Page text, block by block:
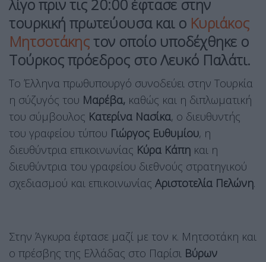
λίγο πριν τις 20:00 έφτασε στην
τουρκική πρωτεύουσα και ο Κυριάκος
Μητσοτάκηςτον οποίο υποδέχθηκε ο
Τούρκος πρόεδρος στο Λευκό Παλάτι.
Το Έλληνα πρωθυπουργό συνοδεύει στην Τουρκία
η σύζυγός του Μαρέβα, καθώς και η διπλωματική
του σύμβουλος Κατερίνα Νασίκα, ο διευθυντής
του γραφείου τύπου Γιώργος Ευθυμίου, η
διευθύντρια επικοινωνίας Κύρα Κάπη και η
διευθύντρια του γραφείου διεθνούς στρατηγικού
σχεδιασμού και επικοινωνίας Αριστοτελία Πελώνη.
Στην Άγκυρα έφτασε μαζί με τον κ. Μητσοτάκη και
ο πρέσβης της Ελλάδας στο Παρίσι Βύρων